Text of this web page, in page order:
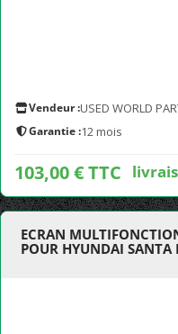
Vendeur :USED WORLD
Garantie :12 mois
103,00 € TTC
ECRAN
POUR HYUNDAI SANTA